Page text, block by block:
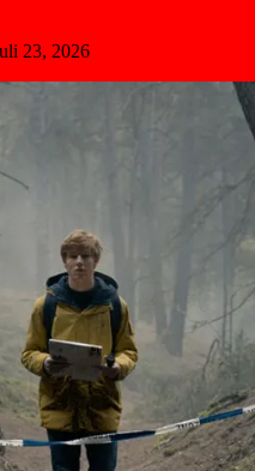
23, 2026